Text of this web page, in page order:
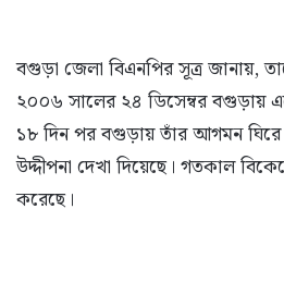
বগুড়া জেলা বিএনপির সূত্র জানায়,
২০০৬ সালের ২৪ ডিসেম্বর বগুড়ায়
১৮ দিন পর বগুড়ায় তাঁর আগমন ঘিরে
উদ্দীপনা দেখা দিয়েছে। গতকাল
করেছে।